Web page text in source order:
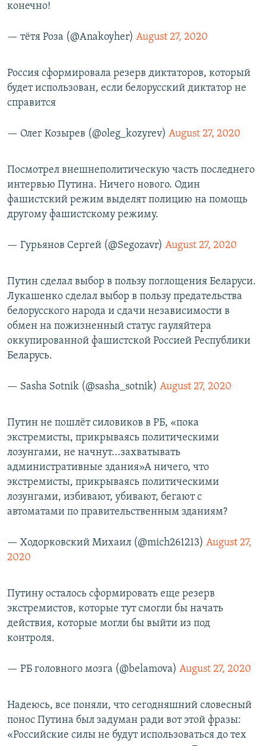
конечно!
— тётя Роза (@Anakoyher) August 27, 2020
Россия сформировала резерв диктаторов, который
будет использован, если белорусский диктатор не
справится
— Олег Козырев (@oleg_kozyrev) August 27, 2020
Посмотрел внешнеполитическую часть последнего
интервью Путина. Ничего нового. Один
фашистский режим выделят полицию на помощь
другому фашистскому режиму.
— Гурьянов Сергей (@Segozavr) August 27, 2020
Путин сделал выбор в пользу поглощения Беларуси.
Лукашенко сделал выбор в пользу предательства
белорусского народа и сдачи независимости в
обмен на пожизненный статус гауляйтера
оккупированной фашистской Россией Республики
Беларусь.
— Sasha Sotnik (@sasha_sotnik) August 27, 2020
Путин не пошлёт силовиков в РБ, «пока
экстремисты, прикрываясь политическими
лозунгами, не начнут...захватывать
административные здания»А ничего, что
экстремисты, прикрываясь политическими
лозунгами, избивают, убивают, бегают с
автоматами по правительственным зданиям?
— Ходорковский Михаил (@mich261213) August 27,
2020
Путину осталось сформировать еще резерв
экстремистов, которые тут смогли бы начать
действия, которые могли бы выйти из под
контроля.
— РБ головного мозга (@belamova) August 27, 2020
Надеюсь, все поняли, что сегодняшний словесный
понос Путина был задуман ради вот этой фразы:
«Российские силы не будут использоваться до тех